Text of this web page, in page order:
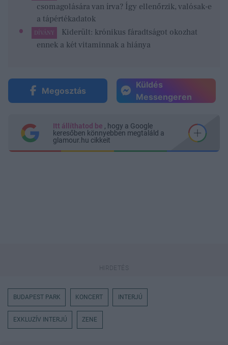
csomagolására van írva? Így ellenőrzik, valósak-e
a tápértékadatok
DÍVÁNY
Kiderült: krónikus fáradtságot okozhat
ennek a két vitaminnak a hiánya
Megosztás
Küldés
Messengeren
Itt állíthatod be , hogy a Google
keresőben könnyebben megtaláld a
glamour.hu cikkeit
BUDAPEST PARK KONCERT INTERJÚ
EXKLUZÍV INTERJÚ ZENE